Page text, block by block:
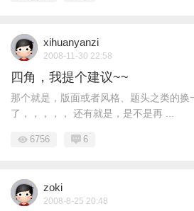
xihuanyanzi
2008-11-30 22:58
四角，我提个建议~~
那个就是，版面或者风格、题头之类的换
了，，，，， 还有就是，是不是再 ...
6756 6
zoki
2008-8-25 20:48